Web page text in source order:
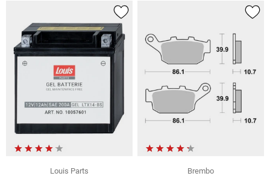
Louis Parts
Brembo